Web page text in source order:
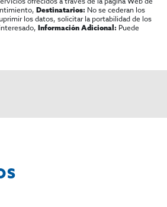
Destinatarios: No se cederan los
los datos, solicitar la portabilidad de los
Información Adicional: Puede